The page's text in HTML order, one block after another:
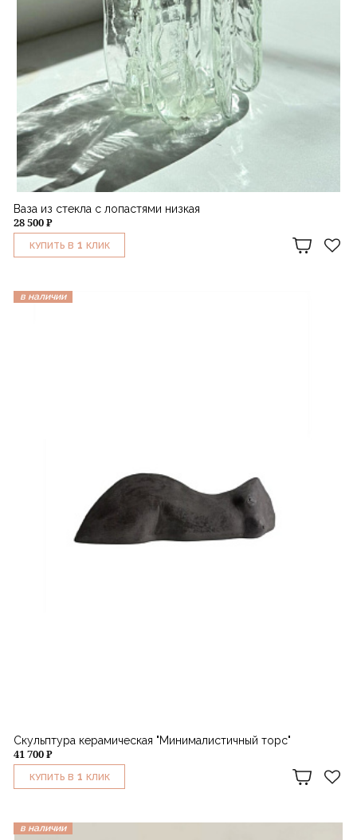
Ваза из стекла с лопастями низкая
28 500 ₽
КУПИТЬ В 1 КЛИК
в наличии
Скульптура керамическая "Минималистичный торс"
41 700 ₽
КУПИТЬ В 1 КЛИК
в наличии